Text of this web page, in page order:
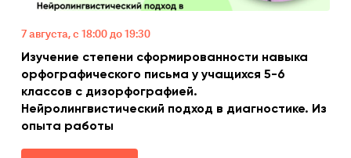
7 августа, с 18:00 до 19:30
Изучение степени сформированности навыка
орфографического письма у учащихся 5-6
классов с дизорфографией.
Нейролингвистический подход в диагностике. Из
опыта работы